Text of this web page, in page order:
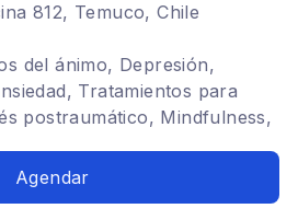
812, Temuco, Chile
del ánimo, Depresión,
Tratamientos para
postraumático, Mindfulness,
de ansiedad en entrevistas
Agendar